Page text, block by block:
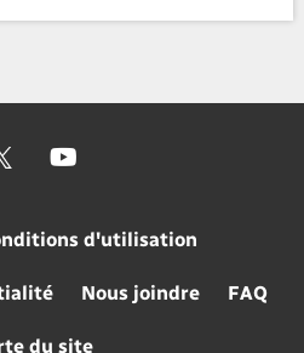
d'utilisation
Nous joindre FAQ
du site